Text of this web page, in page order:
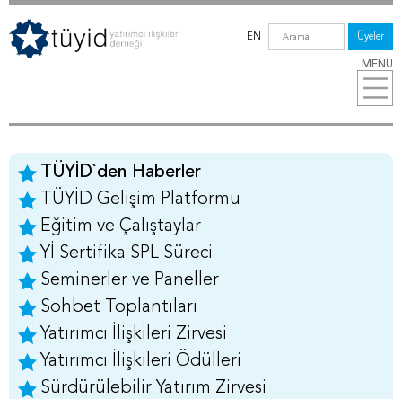
MENÜ
EN Üyeler
TÜYİD`den Haberler
TÜYİD Gelişim Platformu
Eğitim ve Çalıştaylar
Yİ Sertifika SPL Süreci
Seminerler ve Paneller
Sohbet Toplantıları
Yatırımcı İlişkileri Zirvesi
Yatırımcı İlişkileri Ödülleri
Sürdürülebilir Yatırım Zirvesi